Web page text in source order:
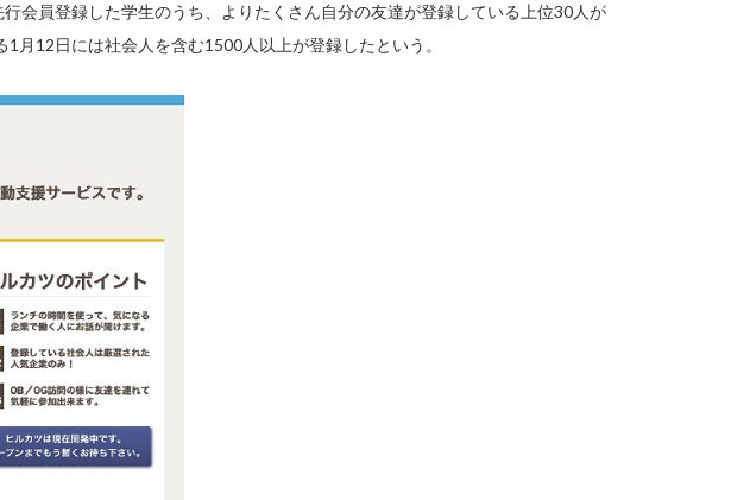
会員登録した学生のうち、よりたくさん自分の友達が登録している上位30人が
月12日には社会人を含む1500人以上が登録したという。